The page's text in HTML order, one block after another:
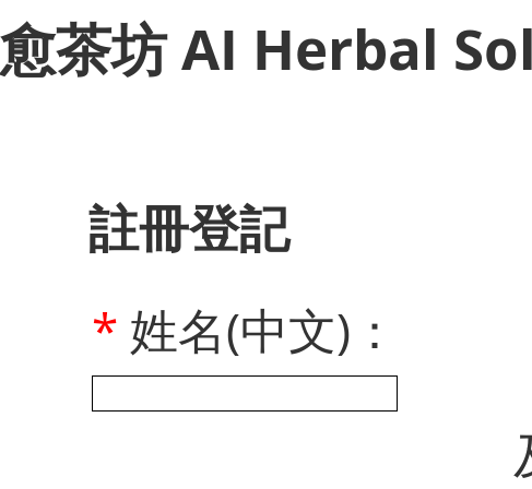
愈茶坊 AI Herbal
註冊登記
* 姓名(中文)：